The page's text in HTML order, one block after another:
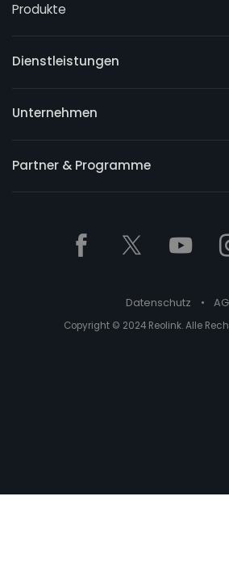
Produkte
Dienstleistungen
Unternehmen
Partner & Programme
Datenschutz •
Copyright © 2024 Reolink. Alle